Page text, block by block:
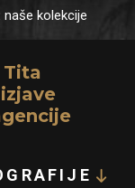
kolekcije
Tita